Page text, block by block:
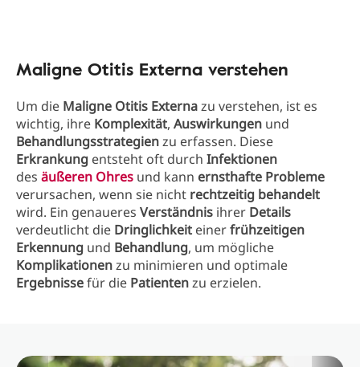
Maligne Otitis Externa verstehen
Um die Maligne Otitis Externazu verstehen, ist es
wichtig, ihre Komplexität, Auswirkungen und
Behandlungsstrategienzu erfassen. Diese
Erkrankung entsteht oft durch Infektionen
des äußeren Ohres und kann ernsthafte Probleme
verursachen, wenn sie nicht rechtzeitig behandelt
wird. Ein genaueres Verständnis ihrer Details
verdeutlicht die Dringlichkeit einerfrühzeitigen
Erkennung und Behandlung, um mögliche
Komplikationenzu minimieren und optimale
Ergebnissefür die Patientenzu erzielen.